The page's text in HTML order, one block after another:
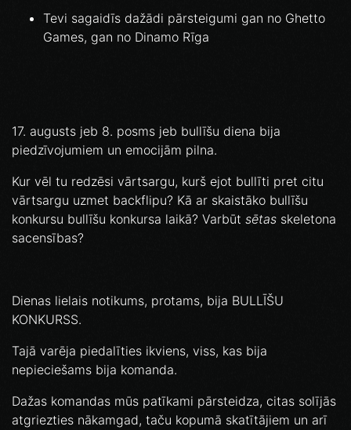
Tevi sagaidīs dažādi pārsteigumi gan no Ghetto
Games, gan no Dinamo Rīga
17. augusts jeb 8. posms jeb bullīšu diena bija
piedzīvojumiem un emocijām pilna.
Kur vēl tu redzēsi vārtsargu, kurš ejot bullīti pret citu
vārtsargu uzmet backflipu? Kā ar skaistāko bullīšu
konkursu bullīšu konkursa laikā? Varbūt sētas skeletona
sacensības?
Dienas lielais notikums, protams, bija BULLĪŠU
KONKURSS.
Tajā varēja piedalīties ikviens, viss, kas bija
nepieciešams bija komanda.
Dažas komandas mūs patīkami pārsteidza, citas solījās
atgriezties nākamgad, taču kopumā skatītājiem un arī